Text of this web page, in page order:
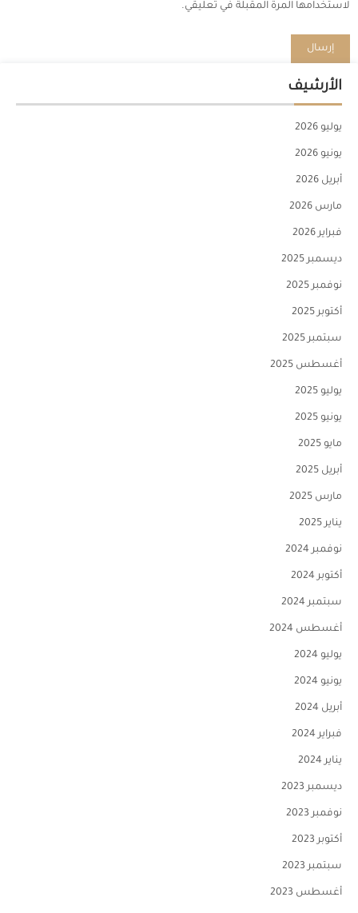
لاستخدامها المرة المقبلة في تعليقي.
الأرشيف
يوليو 2026
يونيو 2026
أبريل 2026
مارس 2026
فبراير 2026
ديسمبر 2025
نوفمبر 2025
أكتوبر 2025
سبتمبر 2025
أغسطس 2025
يوليو 2025
يونيو 2025
مايو 2025
أبريل 2025
مارس 2025
يناير 2025
نوفمبر 2024
أكتوبر 2024
سبتمبر 2024
أغسطس 2024
يوليو 2024
يونيو 2024
أبريل 2024
فبراير 2024
يناير 2024
ديسمبر 2023
نوفمبر 2023
أكتوبر 2023
سبتمبر 2023
أغسطس 2023